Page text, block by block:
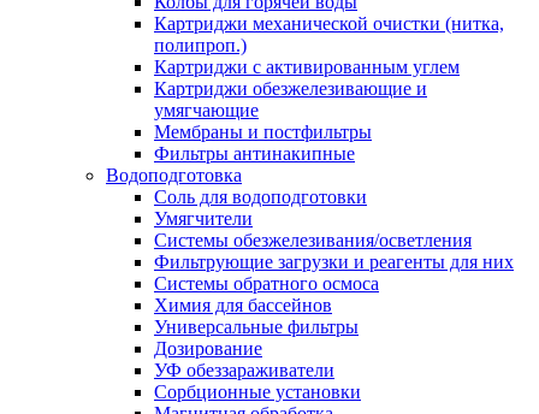
Картриджи механической очистки (нитка,
полипроп.)
Картриджи с активированным углем
Картриджи обезжелезивающие и
умягчающие
Мембраны и постфильтры
Фильтры антинакипные
Водоподготовка
Соль для водоподготовки
Умягчители
Системы обезжелезивания/осветления
Фильтрующие загрузки и реагенты для них
Системы обратного осмоса
Химия для бассейнов
Универсальные фильтры
Дозирование
УФ обеззараживатели
Сорбционные установки